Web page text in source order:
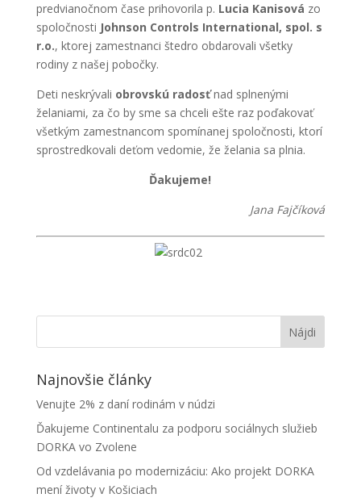
predvianočnom čase prihovorila p. Lucia Kanisová zo
spoločnosti Johnson Controls International, spol. s
r.o., ktorej zamestnanci štedro obdarovali všetky
rodiny z našej pobočky.
Deti neskrývali obrovskú radosťnad splnenými
želaniami, za čo by sme sa chceli ešte raz poďakovať
všetkým zamestnancom spomínanej spoločnosti, ktorí
sprostredkovali deťom vedomie, že želania sa plnia.
Ďakujeme!
Jana Fajčíková
Najnovšie články
Venujte 2% z daní rodinám v núdzi
Ďakujeme Continentalu za podporu sociálnych služieb
DORKA vo Zvolene
Od vzdelávania po modernizáciu: Ako projekt DORKA
mení životy v Košiciach